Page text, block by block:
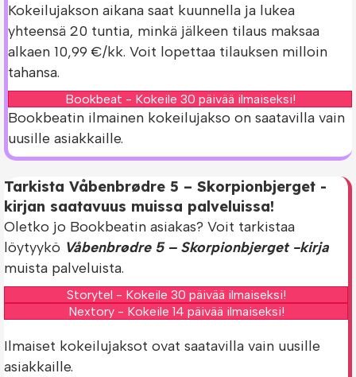
Kokeilujakson aikana saat kuunnella ja lukea
yhteensä 20 tuntia, minkä jälkeen tilaus maksaa
alkaen 10,99 €/kk. Voit lopettaa tilauksen milloin
tahansa.
Bookbeat - Kokeile 30 päivää ilmaiseksi!
Bookbeatin ilmainen kokeilujakso on saatavilla vain
uusille asiakkaille.
Tarkista Våbenbrødre 5 – Skorpionbjerget -
kirjan saatavuus muissa palveluissa!
Oletko jo Bookbeatin asiakas? Voit tarkistaa
löytyykö Våbenbrødre 5 – Skorpionbjerget -kirja
muista palveluista.
Storytel - Kokeile 30 päivää ilmaiseksi!
Nextory - Kokeile 14 päivää ilmaiseksi!
Ilmaiset kokeilujaksot ovat saatavilla vain uusille
asiakkaille.